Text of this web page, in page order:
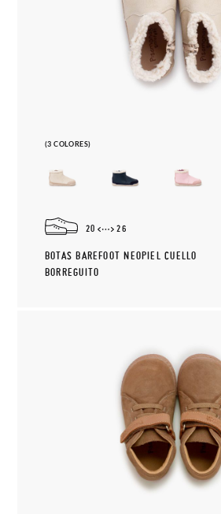
(3 COLORES)
20 26
BOTAS BAREFOOT NEOPIEL CUELLO
BORREGUITO